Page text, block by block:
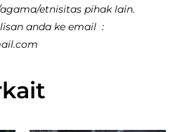
etnisitas pihak lain.
anda ke email :